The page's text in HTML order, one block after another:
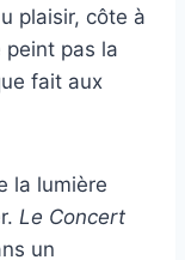
plaisir, côte à
pas la
fait aux
la lumière
Le Concert
un